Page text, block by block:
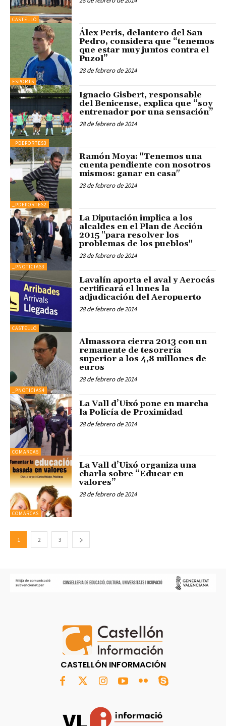
CASTELLÓ
ESPORTS
Álex Peris, delantero del San
Pedro, considera que “tenemos
que estar muy juntos contra el
Puzol”
28 de febrero de 2014
_PDEPORTES3
Ignacio Gisbert, responsable
del Benicense, explica que “soy
entrenador por una sensación”
28 de febrero de 2014
_PDEPORTES2
Ramón Moya: "Tenemos una
cuenta pendiente con nosotros
mismos: ganar en casa"
28 de febrero de 2014
_PNOTICIAS3
La Diputación implica a los
alcaldes en el Plan de Acción
2015 "para resolver los
problemas de los pueblos"
28 de febrero de 2014
CASTELLÓ
Lavalín aporta el aval y Aerocás
certificará el lunes la
adjudicación del Aeropuerto
28 de febrero de 2014
_PNOTICIAS4
Almassora cierra 2013 con un
remanente de tesorería
superior a los 4,8 millones de
euros
28 de febrero de 2014
COMARCAS
La Vall d’Uixó pone en marcha
la Policía de Proximidad
28 de febrero de 2014
COMARCAS
La Vall d’Uixó organiza una
charla sobre “Educar en
valores”
28 de febrero de 2014
1 2 3
CASTELLÓN INFORMACIÓN